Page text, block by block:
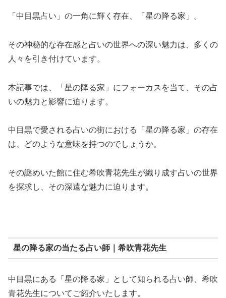
「中目黒占い」の一角に輝く存在、「星の降る家」。
その神秘的な存在感と占いの世界への深い魅力は、多くの
人々を引き付けています。
本記事では、「星の降る家」にフォーカスを当て、その占
いの魅力と影響に迫ります。
中目黒で愛される占いの街における「星の降る家」の存在
は、どのような意味を持つのでしょうか。
その謎めいた館に住む希吹青花先生が織り成す占いの世界
を探求し、その深遠な魅力に迫ります。
星の降る家の当たる占い師｜希吹青花先生
中目黒にある「星の降る家」として知られる占い師、希吹
青花先生についてご紹介いたします。